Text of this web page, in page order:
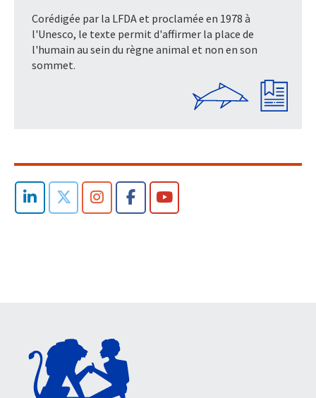
Corédigée par la LFDA et proclamée en 1978 à
l'Unesco, le texte permit d'affirmer la place de
l'humain au sein du règne animal et non en son
sommet.